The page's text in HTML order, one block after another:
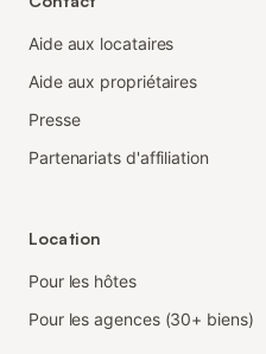
Aide aux locataires
Aide aux propriétaires
Presse
Partenariats d'affiliation
Location
Pour les hôtes
Pour les agences (30+ biens)